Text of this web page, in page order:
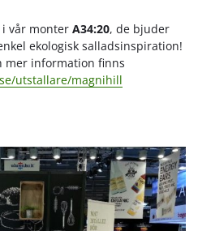
vår monter A34:20, de bjuder
ekologisk salladsinspiration!
mer information finns
utstallare/magnihill